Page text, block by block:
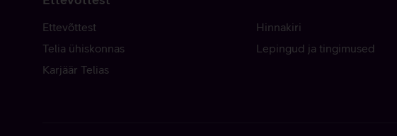
Ettevõttest
Telia ühiskonnas
Karjäär Telias
Hinnakiri
Lepingud ja tingimused